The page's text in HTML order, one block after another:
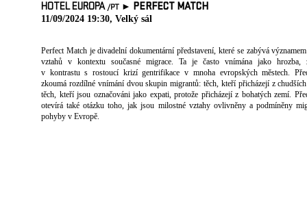
HOTEL EUROPA/PT ► PERFECT MATCH
11/09/2024 19:30, Velký sál
Perfect Match je divadelní dokumentární představení, které se zabývá
vztahů v kontextu současné migrace. Ta je často vnímána jako hrozba,
v kontrastu s rostoucí krizí gentrifikace v mnoha evropských městech.
zkoumá rozdílné vnímání dvou skupin migrantů: těch, kteří přicházejí z
těch, kteří jsou označováni jako expati, protože přicházejí z bohatých zemí.
otevírá také otázku toho, jak jsou milostné vztahy ovlivněny a podmíněny
pohyby v Evropě.